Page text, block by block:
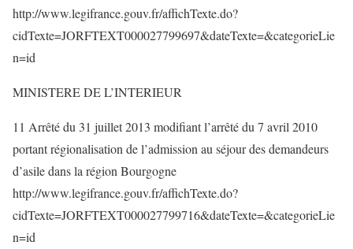
http://www.legifrance.gouv.fr/affichTexte.do?
cidTexte=JORFTEXT000027799697&dateTexte=&categorieLie
n=id
MINISTERE DE L’INTERIEUR
11 Arrêté du 31 juillet 2013 modifiant l’arrêté du 7 avril 2010
portant régionalisation de l’admission au séjour des demandeurs
d’asile dans la région Bourgogne
http://www.legifrance.gouv.fr/affichTexte.do?
cidTexte=JORFTEXT000027799716&dateTexte=&categorieLie
n=id